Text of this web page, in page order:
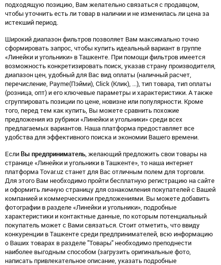
подходящую позицию, Вам желательно связаться с продавцом,
чтобы уточнить есть ли товар в наличии и не изменилась ли цена за
истекший период.
Широкий диапазон фильтров позволяет Вам максимально точно
сформировать запрос, чтобы купить идеальный вариант в группе
«Линейки и угольники» в Ташкенте. При помощи фильтров имеется
возможность конкретизировать поиск, указав страну производителя,
диапазон цен, удобный для Вас вид оплаты (наличный расчет,
перечисление, Payme(Пэйми), Click (Клик), ...), тип товара, тип оплаты
(розница, опт) и его ключевые параметры и характеристики. А также
сгруппировать позиции по цене, новизне или популярности. Кроме
того, перед тем как купить, Вы можете сравнить похожие
предложения из рубрики «Линейки и угольники» среди всех
предлагаемых вариантов. Наша платформа предоставляет все
удобства для эффективного поиска и экономии Вашего времени.
Если Вы предприниматель , желающий предложить свои товары на
странице «Линейки и угольники в Ташкенте», то наша интернет
платформа Tovar.uz станет для Вас отличным полем для торговли.
Для этого Вам необходимо пройти бесплатную регистрацию на сайте
и оформить личную страницу для ознакомления покупателей с Вашей
компанией и коммерческими предложениями. Вы можете добавить
фотографии в разделе «Линейки и угольники», подробные
характеристики и контактные данные, по которым потенциальный
покупатель может с Вами связаться. Стоит отметить, что ввиду
конкуренции в Ташкенте среди предпринимателей, всю информацию
о Ваших товарах в разделе "Товары" необходимо преподнести
наиболее выгодным способом (загрузить оригинальные фото,
написать привлекательное описание, указать подробные